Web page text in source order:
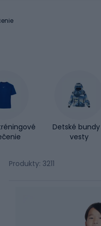
Detské
vesty
Produkty: 3211